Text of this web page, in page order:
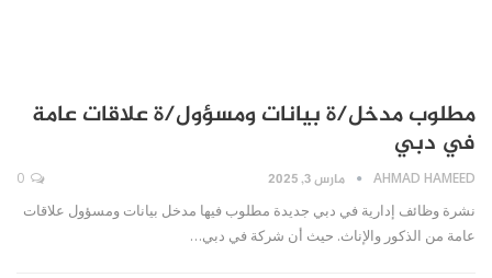
مطلوب مدخل/ة بيانات ومسؤول/ة علاقات عامة
في دبي
AHMAD HAMEED مارس 3, 2025
نشرة وظائف إدارية في دبي جديدة مطلوب فيها مدخل بيانات ومسؤول علاقات
عامة من الذكور والإناث. حيث أن شركة في دبي…